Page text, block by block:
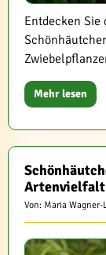
Entdecken Sie
Mehr lesen
Artenvielfalt
Von: Maria